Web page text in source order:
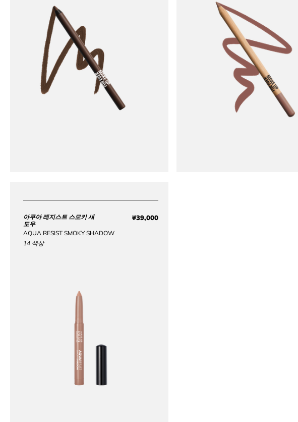
아쿠아 레지스트 스모키 섀
도우
AQUA RESIST SMOKY SHADOW
₩39,000Price ₩39,000
14 색상